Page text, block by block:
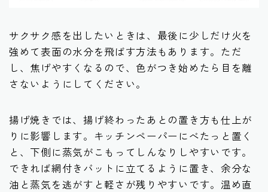
サクサク感を出したいときは、最後に少しだけ火を
強めて表面の水分を飛ばす方法もあります。ただ
し、焦げやすくなるので、色がつき始めたら目を離
さないようにしてください。
揚げ焼きでは、揚げ終わったあとの置き方も仕上が
りに影響します。キッチンペーパーにべたっと置く
と、下側に蒸気がこもってしんなりしやすいです。
できれば網付きバットに立てるように置き、余分な
油と蒸気を逃がすと軽さが残りやすいです。温め直